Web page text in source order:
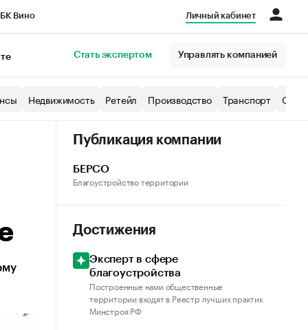
Вино Личный кабинет
Стать экспертом Управлять компанией
Недвижимость Ретейл Производство Транспорт
Публикация компании
БЕРСО
Благоустройство территории
Достижения
Эксперт в сфере
благоустройства
Построенные нами общественные
территории входят в Реестр лучших практик
Минстроя РФ